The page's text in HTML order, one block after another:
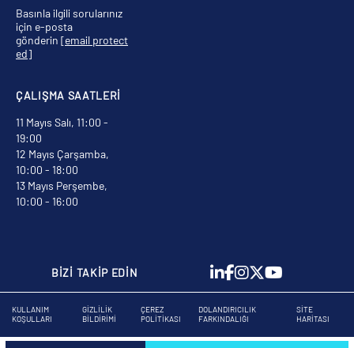
ÇALIŞMA SAATLERİ
11 Mayıs Salı, 11:00 -
19:00
12 Mayıs Çarşamba,
10:00 - 18:00
13 Mayıs Perşembe,
10:00 - 16:00
Basınla ilgili sorularınız
için e-posta
gönderin [email protect
ed]
BİZİ TAKİP EDİN
KULLANIM
KOŞULLARI
GIZLILIK
BILDIRIMI
ÇEREZ
POLITIKASI
DOLANDIRICILIK
FARKINDALIĞI
SITE
HARITASI